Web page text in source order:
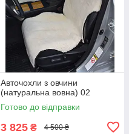
Авточохли з овчини
(натуральна вовна) 02
Готово до відправки
3 825 ₴ 4 500 ₴